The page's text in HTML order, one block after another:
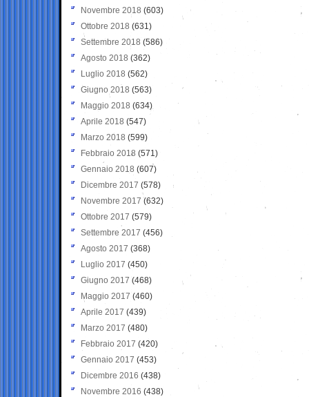
Novembre 2018 (603)
Ottobre 2018 (631)
Settembre 2018 (586)
Agosto 2018 (362)
Luglio 2018 (562)
Giugno 2018 (563)
Maggio 2018 (634)
Aprile 2018 (547)
Marzo 2018 (599)
Febbraio 2018 (571)
Gennaio 2018 (607)
Dicembre 2017 (578)
Novembre 2017 (632)
Ottobre 2017 (579)
Settembre 2017 (456)
Agosto 2017 (368)
Luglio 2017 (450)
Giugno 2017 (468)
Maggio 2017 (460)
Aprile 2017 (439)
Marzo 2017 (480)
Febbraio 2017 (420)
Gennaio 2017 (453)
Dicembre 2016 (438)
Novembre 2016 (438)